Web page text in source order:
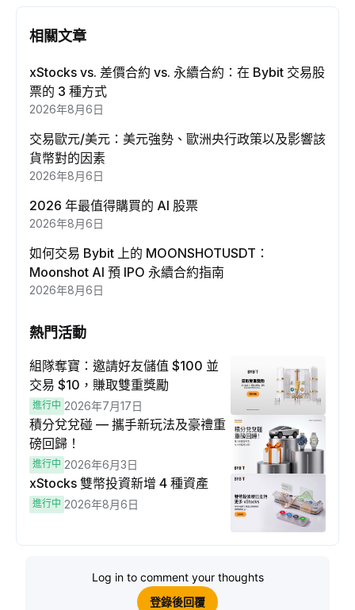
相關文章
xStocks vs. 差價合約 vs. 永續合約：在 Bybit 交易股
票的 3 種方式
2026年8月6日
交易歐元/美元：美元強勢、歐洲央行政策以及影響該
貨幣對的因素
2026年8月6日
2026 年最值得購買的 AI 股票
2026年8月6日
如何交易 Bybit 上的 MOONSHOTUSDT：
Moonshot AI 預 IPO 永續合約指南
2026年8月6日
熱門活動
組隊奪寶：邀請好友儲值 $100 並
交易 $10，賺取雙重獎勵
進行中 2026年7月17日
積分兌兌碰 — 攜手新玩法及豪禮重
磅回歸！
進行中 2026年6月3日
xStocks 雙幣投資新增 4 種資產
進行中 2026年8月6日
Log in to comment your thoughts
登錄後回覆